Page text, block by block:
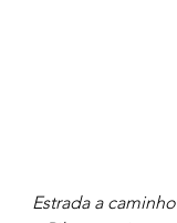
Estrada a